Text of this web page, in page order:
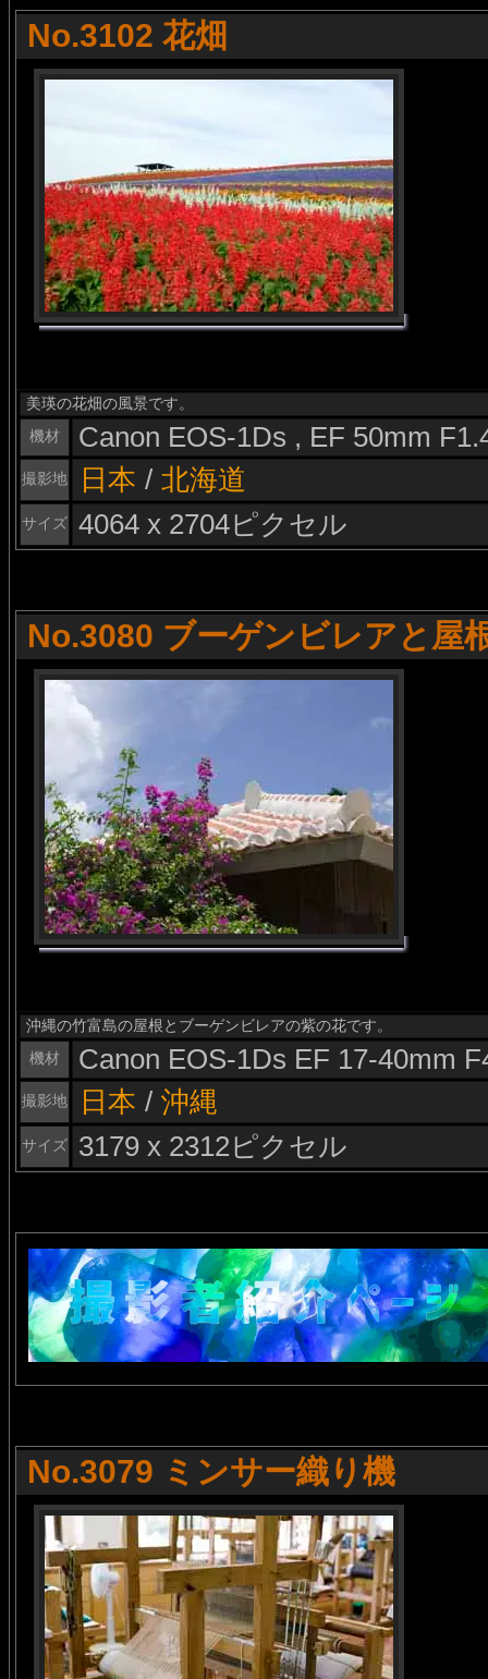
No.3102 花畑
美瑛の花畑の風景です。
機材
Canon EOS-1Ds , EF 50mm
撮影地 日本 / 北海道
サイズ 4064 x 2704ピクセル
No.3080 ブーゲンビレアと屋
沖縄の竹富島の屋根とブーゲンビレアの紫の花です。
機材
Canon EOS-1Ds EF 17-40mm
撮影地 日本 / 沖縄
サイズ 3179 x 2312ピクセル
No.3079 ミンサー織り機